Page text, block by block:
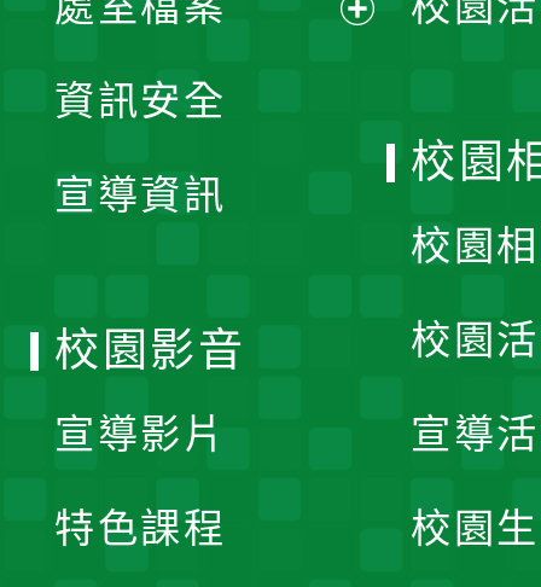
資訊安全
宣導資訊
校園
校園
校園
宣導
校園
校園影音
宣導影片
特色課程